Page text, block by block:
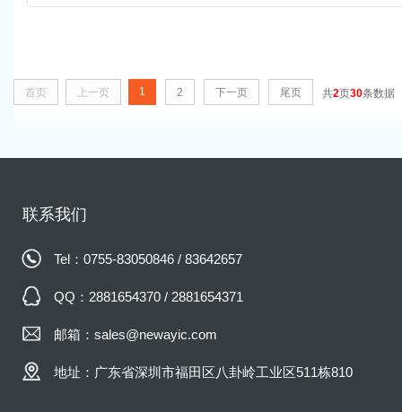
首页 上一页 1 2 下一页 尾页 共2页30条数据
联系我们
Tel：0755-83050846 / 83642657
QQ：2881654370 / 2881654371
邮箱：sales@newayic.com
地址：广东省深圳市福田区八卦岭工业区511栋810